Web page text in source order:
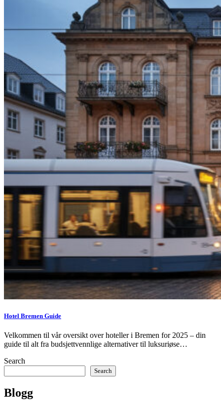
Hotel Bremen Guide
Velkommen til vår oversikt over hoteller i Bremen for 2025 – din
guide til alt fra budsjettvennlige alternativer til luksuriøse…
Search
Search
Blogg